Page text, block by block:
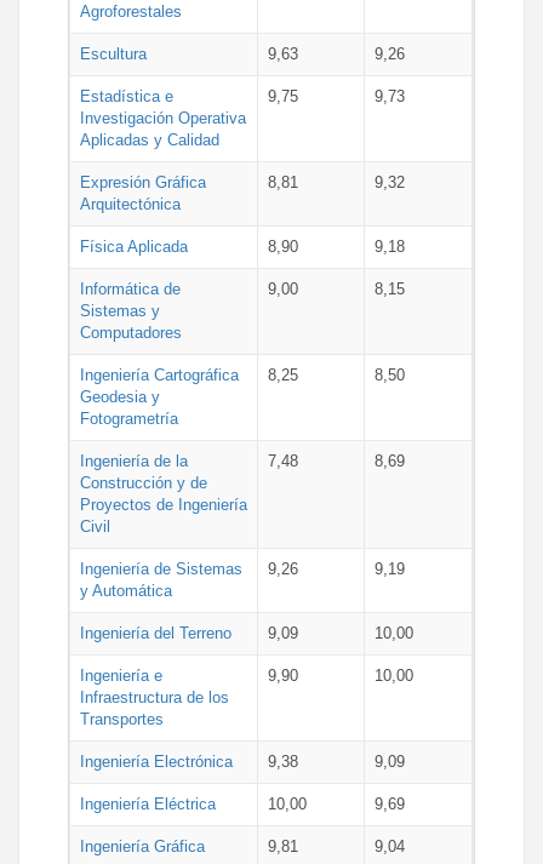
Agroforestales
Escultura 9,63 9,26
Estadística e
Investigación Operativa
Aplicadas y Calidad
9,75 9,73
Expresión Gráfica
Arquitectónica
8,81 9,32
Física Aplicada 8,90 9,18
Informática de
Sistemas y
Computadores
9,00 8,15
Ingeniería Cartográfica
Geodesia y
Fotogrametría
8,25 8,50
Ingeniería de la
Construcción y de
Proyectos de Ingeniería
Civil
7,48 8,69
Ingeniería de Sistemas
y Automática
9,26 9,19
Ingeniería del Terreno 9,09 10,00
Ingeniería e
Infraestructura de los
Transportes
9,90 10,00
Ingeniería Electrónica 9,38 9,09
Ingeniería Eléctrica 10,00 9,69
Ingeniería Gráfica 9,81 9,04